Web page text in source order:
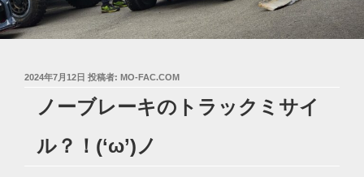
投
2024年7月12日 投稿者: MO-FAC.COM
ノーブレーキのトラックミサイ
ル？！(‘ω’)ノ